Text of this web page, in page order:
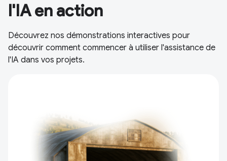
l'IA en action
Découvrez nos démonstrations interactives pour
découvrir comment commencer à utiliser l'assistance de
l'IA dans vos projets.